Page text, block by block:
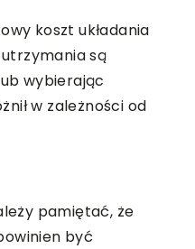
koszt układania
są
wybierając
w zależności od
pamiętać, że
być